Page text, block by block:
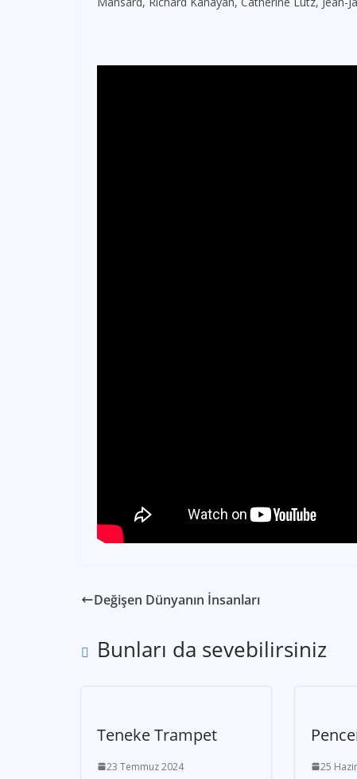
Değişen Dünyanın İnsanları
Bunları da sevebilirsiniz
Teneke Trampet
23 Temmuz 2024 25